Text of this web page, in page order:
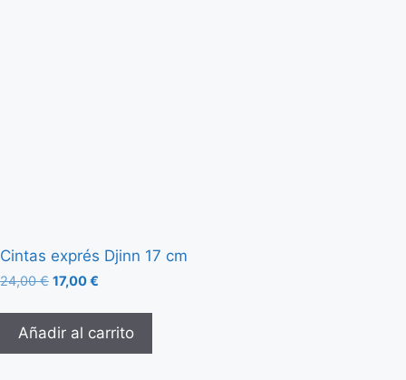
Cintas exprés Djinn 17 cm
24,00€ 17,00€
Añadir al carrito